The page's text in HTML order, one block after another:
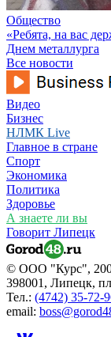
Общество
«Ребята, на вас
Днем металлурга
Все новости
Видео
Бизнес
НЛМК Live
Главное в стране
Спорт
Экономика
Политика
Здоровье
А знаете ли вы
Говорит Липецк
© ООО "Курс",
398001, Липецк,
Тел.: (4742) 35-72-
email: